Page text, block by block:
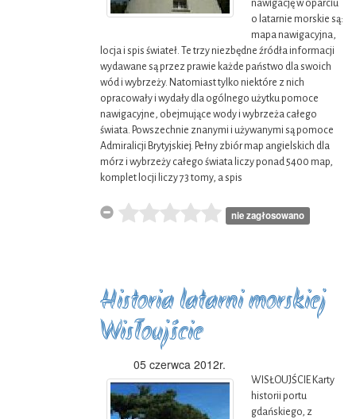
nawigację w oparciu
o latarnie morskie są:
mapa nawigacyjna,
locja i spis świateł. Te trzy niezbędne źródła informacji
wydawane są przez prawie każde państwo dla swoich
wód i wybrzeży. Natomiast tylko niektóre z nich
opracowały i wydały dla ogólnego użytku pomoce
nawigacyjne, obejmujące wody i wybrzeża całego
świata. Powszechnie znanymi i używanymi są pomoce
Admiralicji Brytyjskiej. Pełny zbiór map angielskich dla
mórz i wybrzeży całego świata liczy ponad 5400 map,
komplet locji liczy 73 tomy, a spis
nie zagłosowano
Historia latarni morskiej
Wisłoujście
05 czerwca 2012r.
WISŁOUJŚCIE Karty
historii portu
gdańskiego, z